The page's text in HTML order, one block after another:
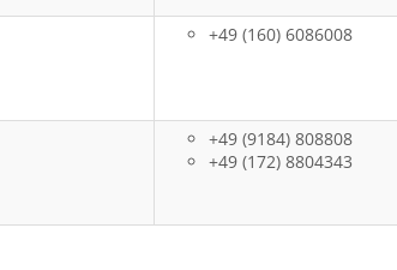
+49 (160) 6086008
+49 (9184) 808808
+49 (172) 8804343